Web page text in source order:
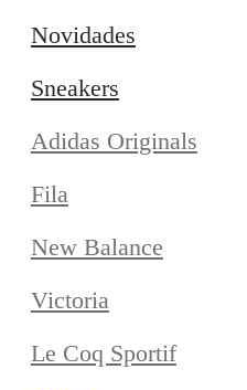
Novidades
Sneakers
Adidas Originals
Fila
New Balance
Victoria
Le Coq Sportif